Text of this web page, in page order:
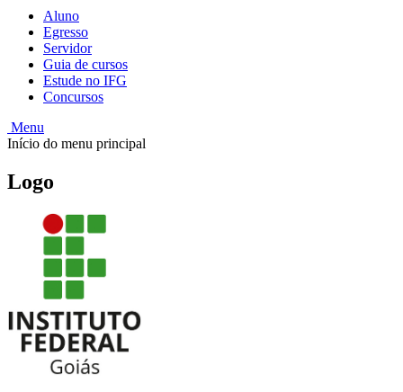
Aluno
Egresso
Servidor
Guia de cursos
Estude no IFG
Concursos
Menu
Início do menu principal
Logo